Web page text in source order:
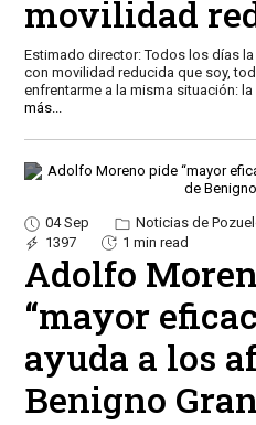
movilidad
Estimado director: Todos los días
con movilidad reducida que soy,
enfrentarme a la misma situación:
más...
04 Sep Noticias de
1397
1 min read
Adolfo
“mayor
ayuda a los
Benigno